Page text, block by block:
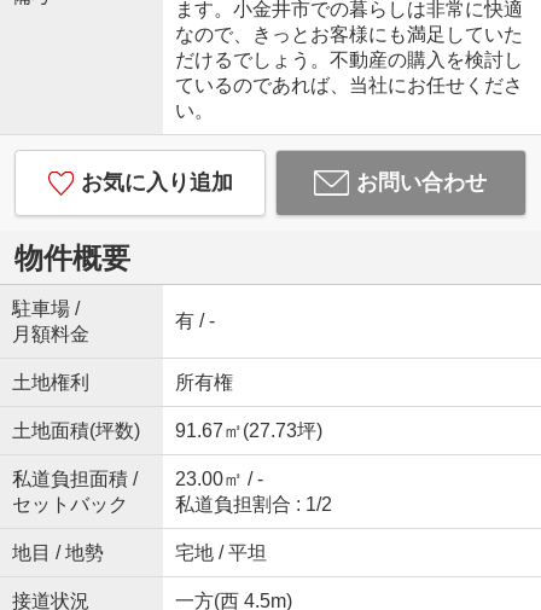
ます。小金井市での暮らしは非常に快適
なので、きっとお客様にも満足していた
だけるでしょう。不動産の購入を検討し
ているのであれば、当社にお任せくださ
い。
お気に入り追加 お問い合わせ
物件概要
駐車場 /
月額料金
有 / -
土地権利 所有権
土地面積(坪数) 91.67㎡(27.73坪)
私道負担面積 /
セットバック
23.00㎡ / -
私道負担割合 : 1/2
地目 / 地勢 宅地 / 平坦
接道状況 一方(西 4.5m)